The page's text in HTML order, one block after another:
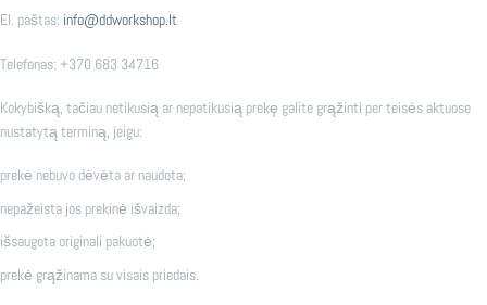
El. paštas: info@ddworkshop.lt
Telefonas: +370 683 34716
Kokybišką, tačiau netikusią ar nepatikusią prekę galite grąžinti per teisės aktuose
nustatytą terminą, jeigu:
prekė nebuvo dėvėta ar naudota;
nepažeista jos prekinė išvaizda;
išsaugota originali pakuotė;
prekė grąžinama su visais priedais.